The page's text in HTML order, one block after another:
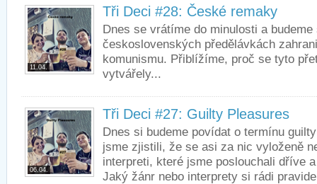
11.04.
Tři Deci #28: České remaky
Dnes se vrátíme do minulosti a
československých předělávkách
komunismu. Přiblížíme, proč se tyto
vytvářely...
06.04.
Tři Deci #27: Guilty Pleasures
Dnes si budeme povídat o termínu
jsme zjistili, že se asi za nic vyloženě
interpreti, které jsme poslouchali dříve
Jaký žánr nebo interprety si rádi